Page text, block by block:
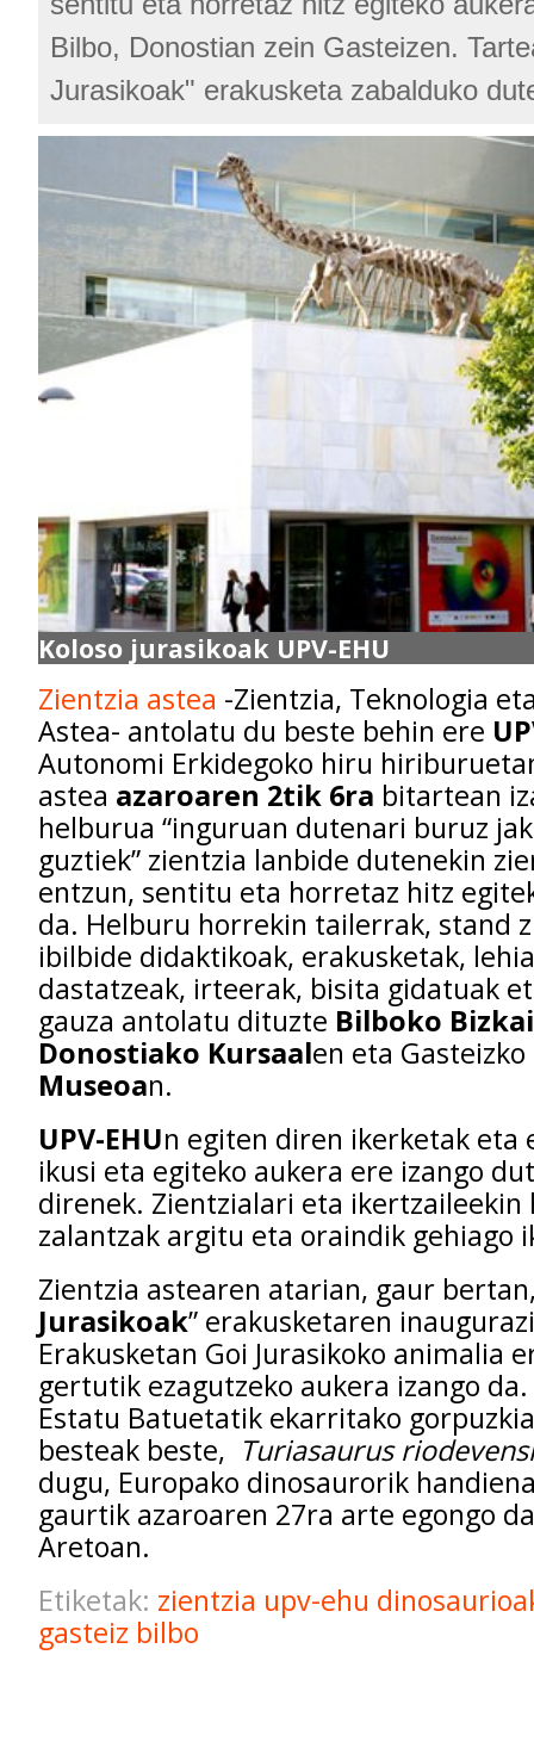
Bilbo, Donostian zein Gasteizen.
Jurasikoak" erakusketa zabalduko
Koloso jurasikoak UPV-EHU
Zientzia astea -Zientzia, Teknologia
Astea- antolatu du beste behin ere
Autonomi Erkidegoko hiru
astea azaroaren 2tik 6ra bitartean
helburua “inguruan dutenari buruz
guztiek” zientzia lanbide dutenekin
entzun, sentitu eta horretaz hitz
da. Helburu horrekin tailerrak, stand
ibilbide didaktikoak, erakusketak,
dastatzeak, irteerak, bisita gidatuak
gauza antolatu dituzte Bilboko
Donostiako Kursaalen eta Gasteizko
Museoan.
UPV-EHUn egiten diren ikerketak eta
ikusi eta egiteko aukera ere izango
direnek. Zientzialari eta ikertzaileekin
zalantzak argitu eta oraindik gehiago
Zientzia astearen atarian, gaur
Jurasikoak” erakusketaren
Erakusketan Goi Jurasikoko animalia
gertutik ezagutzeko aukera izango
Estatu Batuetatik ekarritako
besteak beste, Turiasaurus
dugu, Europako dinosaurorik
gaurtik azaroaren 27ra arte egongo
Aretoan.
Etiketak: zientzia upv-ehu
gasteiz bilbo